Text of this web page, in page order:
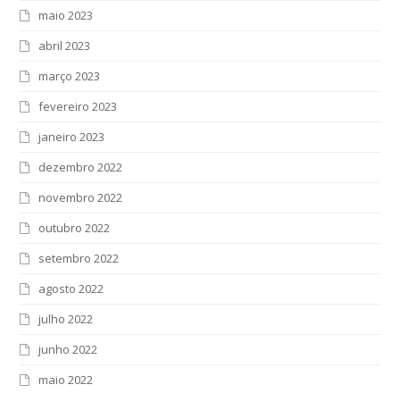
maio 2023
abril 2023
março 2023
fevereiro 2023
janeiro 2023
dezembro 2022
novembro 2022
outubro 2022
setembro 2022
agosto 2022
julho 2022
junho 2022
maio 2022